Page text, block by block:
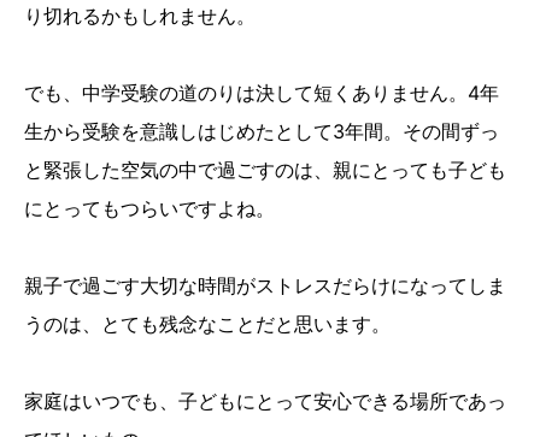
り切れるかもしれません。
でも、中学受験の道のりは決して短くありません。4年
生から受験を意識しはじめたとして3年間。その間ずっ
と緊張した空気の中で過ごすのは、親にとっても子ども
にとってもつらいですよね。
親子で過ごす大切な時間がストレスだらけになってしま
うのは、とても残念なことだと思います。
家庭はいつでも、子どもにとって安心できる場所であっ